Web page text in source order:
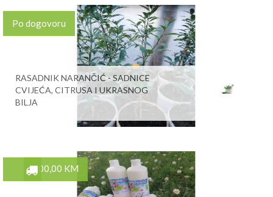
Po dogovoru
RASADNIK NARANČIĆ - SADNICE
CVIJEĆA, CITRUSA I UKRASNOG
BILJA
100,00 KM